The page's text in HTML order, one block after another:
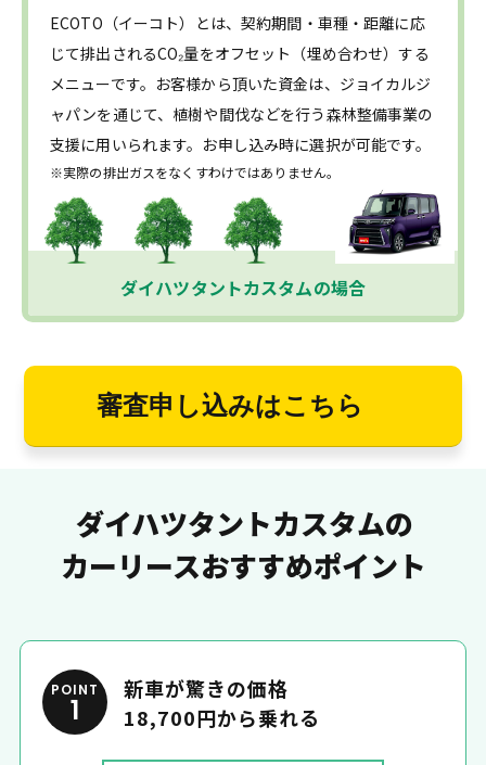
ECOTO（イーコト）とは、契約期間・車種・距離に応
じて排出されるCO₂量をオフセット（埋め合わせ）する
メニューです。お客様から頂いた資金は、ジョイカルジ
ャパンを通じて、植樹や間伐などを行う森林整備事業の
支援に用いられます。お申し込み時に選択が可能です。
※実際の排出ガスをなくすわけではありません。
ダイハツタントカスタムの場合
審査申し込みはこちら
ダイハツタントカスタムの
カーリースおすすめポイント
POINT
1
新車が驚きの価格
18,700円から乗れる